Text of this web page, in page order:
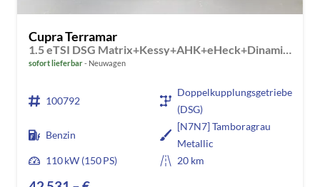
Cupra Terramar
1.5 eTSI DSG Matrix+Kessy+AHK+eHeck+Dinamica+CarPlay+eHeck+GV5
sofort lieferbar Neuwagen
100792
Doppelkupplungsgetriebe
(DSG)
Benzin
[N7N7] Tamboragrau
Metallic
110 kW (150 PS)
20 km